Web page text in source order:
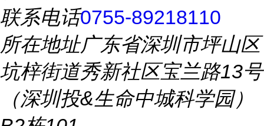
联系电话0755-89218110
所在地址广东省深圳市坪山区
坑梓街道秀新社区宝兰路13号
（深圳投&生命中城科学园）